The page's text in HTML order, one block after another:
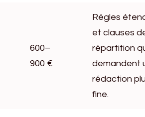
600–
900 €
Règles
et clauses
répartition
demandent
rédaction
fine.